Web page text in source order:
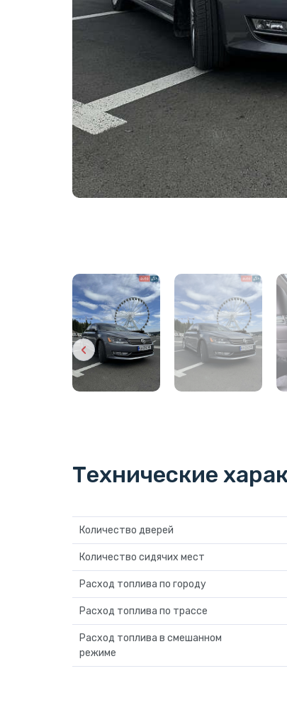
Технические
Количество дверей
Количество сидячих мест
Расход топлива по городу
Расход топлива по трассе
Расход топлива в смешанном
режиме